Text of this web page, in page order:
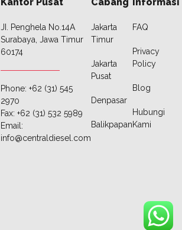
JI. Penghela No.14A
Surabaya, Jawa Timur
60174
Phone: +62 (31) 545
2970
Fax: +62 (31) 532 5989
Email:
info@centraldiesel.com
Jakarta
Timur
Jakarta
Pusat
Denpasar
Balikpapan
FAQ
Privacy
Policy
Blog
Hubungi
Kami